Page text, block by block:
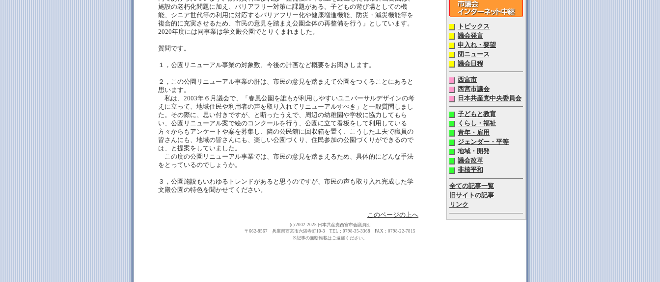
施設の老朽化問題に加え、バリアフリー対策に課題がある。子どもの遊び場としての機
能、シニア世代等の利用に対応するバリアフリー化や健康増進機能、防災・減災機能等を
複合的に充実させるため、市民の意見を踏まえ公園全体の再整備を行う」としています。
2020年度には同事業は学文殿公園でとりくまれました。
質問です。
１，公園リニューアル事業の対象数、今後の計画など概要をお聞きします。
２，この公園リニューアル事業の肝は、市民の意見を踏まえて公園をつくることにあると
思います。
私は、2003年６月議会で、「春風公園を誰もが利用しやすいユニバーサルデザインの考
えに立って、地域住民や利用者の声を取り入れてリニューアルすべき」と一般質問しまし
た。その際に、思い付きですが、と断ったうえで、周辺の幼稚園や学校に協力してもら
い、公園リニューアル案で絵のコンクールを行う、公園に立て看板をして利用している
方々からもアンケートや案を募集し、隣の公民館に回収箱を置く、こうした工夫で職員の
皆さんにも、地域の皆さんにも、楽しい公園づくり、住民参加の公園づくりができるので
は、と提案をしていました。
この度の公園リニューアル事業では、市民の意見を踏まえるため、具体的にどんな手法
をとっているのでしょうか。
３，公園施設もいわゆるトレンドがあると思うのですが、市民の声も取り入れ完成した学
文殿公園の特色を聞かせてください。
このページの上へ
トピックス
議会発言
申入れ・要望
団ニュース
議会日程
西宮市
西宮市議会
日本共産党中央委員会
子どもと教育
くらし・福祉
青年・雇用
ジェンダー・平等
地域・開発
議会改革
非核平和
全ての記事一覧
旧サイトの記事
リンク
(c) 2002-2025 日本共産党西宮市会議員団
〒662-8567 兵庫県西宮市六湛寺町10-3 TEL：0798-35-3368 FAX：0798-22-7815
※記事の無断転載はご遠慮ください。